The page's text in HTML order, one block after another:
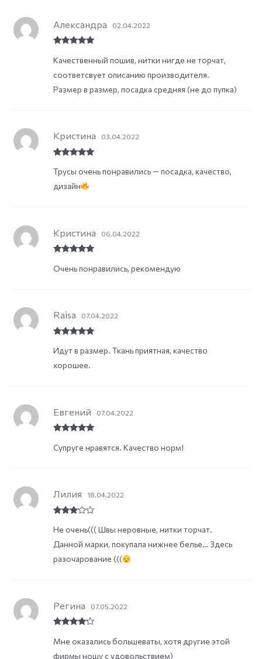
of 5
Александра 02.04.2022
Качественный пошив, нитки нигде не торчат,
соответсвует описанию производителя.
Размер в размер, посадка средняя (не до пупка)
of 5
Кристина 03.04.2022
Трусы очень понравились — посадка, качество,
дизайн
of 5
Кристина 06.04.2022
Очень понравились, рекомендую
of 5
Raisa 07.04.2022
Идут в размер. Ткань приятная, качество
хорошее.
of 5
Евгений 07.04.2022
Супруге нравятся. Качество норм!
out of
Лилия 18.04.2022
Не очень((( Швы неровные, нитки торчат.
Данной марки, покупала нижнее белье… Здесь
разочарование (((
out of 5
Регина 07.05.2022
Мне оказались большеваты, хотя другие этой
фирмы ношу с удовольствием)